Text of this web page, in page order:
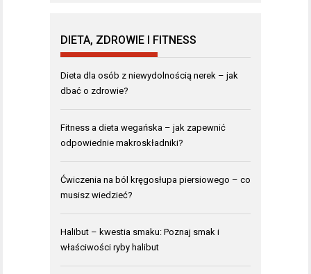
DIETA, ZDROWIE I FITNESS
Dieta dla osób z niewydolnością nerek – jak
dbać o zdrowie?
Fitness a dieta wegańska – jak zapewnić
odpowiednie makroskładniki?
Ćwiczenia na ból kręgosłupa piersiowego – co
musisz wiedzieć?
Halibut – kwestia smaku: Poznaj smak i
właściwości ryby halibut